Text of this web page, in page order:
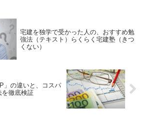
宅建を独学で受かった人の、おすすめ勉
強法（テキスト）らくらく宅建塾（きつ
くない）
」の違いと、コスパ
を徹底検証